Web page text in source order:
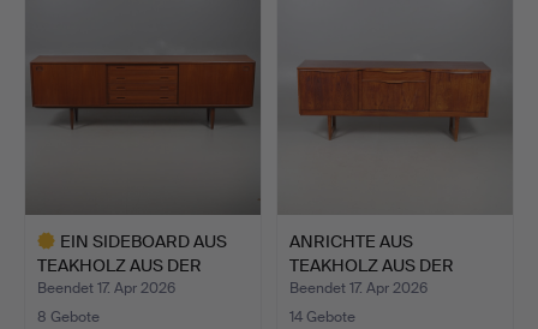
EIN SIDEBOARD AUS
TEAKHOLZ AUS DER
MITTE D…
Beendet 17. Apr 2026
8 Gebote
ANRICHTE AUS
TEAKHOLZ AUS DER
MITTE DES JA…
Beendet 17. Apr 2026
14 Gebote